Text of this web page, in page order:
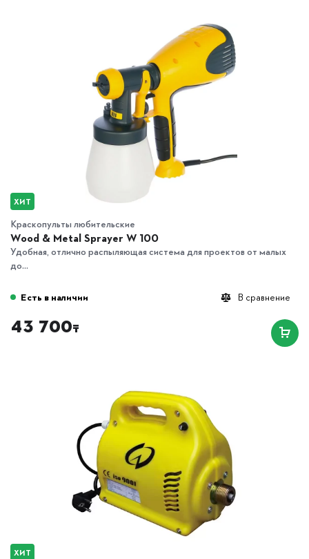
ХИТ
Краскопульты любительские
Wood & Metal Sprayer W 100
Удобная, отлично распыляющая система для проектов от малых
до...
В сравнение
Есть в наличии
43 700₸
ХИТ